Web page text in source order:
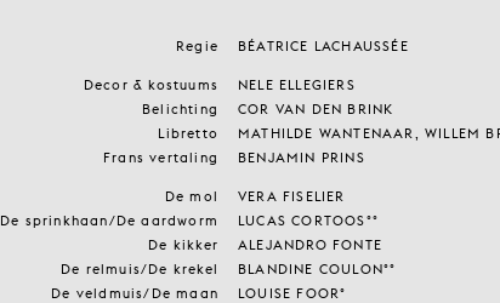
Regie BÉATRICE LACHAUSSÉE
Decor & kostuums
NELE ELLEGIERS
Belichting
COR VAN DEN BRINK
Libretto
MATHILDE WANTENAAR, WILLEM
Frans vertaling
BENJAMIN PRINS
De mol
VERA FISELIER
De sprinkhaan/De aardworm
LUCAS CORTOOS°°
De kikker
ALEJANDRO FONTE
De relmuis/De krekel
BLANDINE COULON°°
De veldmuis/De maan
LOUISE FOOR°